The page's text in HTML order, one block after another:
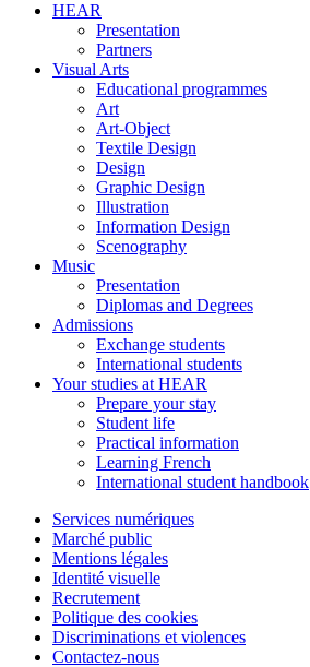
HEAR
Presentation
Partners
Visual Arts
Educational programmes
Art
Art-Object
Textile Design
Design
Graphic Design
Illustration
Information Design
Scenography
Music
Presentation
Diplomas and Degrees
Admissions
Exchange students
International students
Your studies at HEAR
Prepare your stay
Student life
Practical information
Learning French
International student handbook
Services numériques
Marché public
Mentions légales
Identité visuelle
Recrutement
Politique des cookies
Discriminations et violences
Contactez-nous